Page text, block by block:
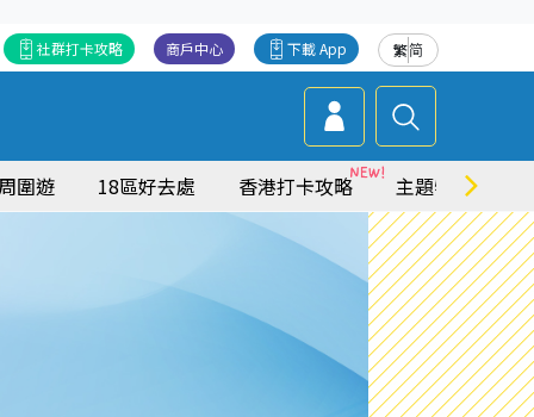
繁简
下載 App
商戶中心
社群打卡攻略
圍遊 18區好去處 香港打卡攻略 主題特集